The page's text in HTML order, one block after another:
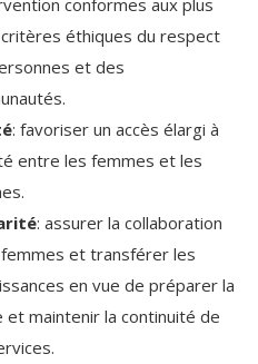
conformes aux plus
éthiques du respect
et des
: favoriser un accès élargi à
entre les femmes et les
: assurer la collaboration
et transférer les
en vue de préparer la
et maintenir la continuité de